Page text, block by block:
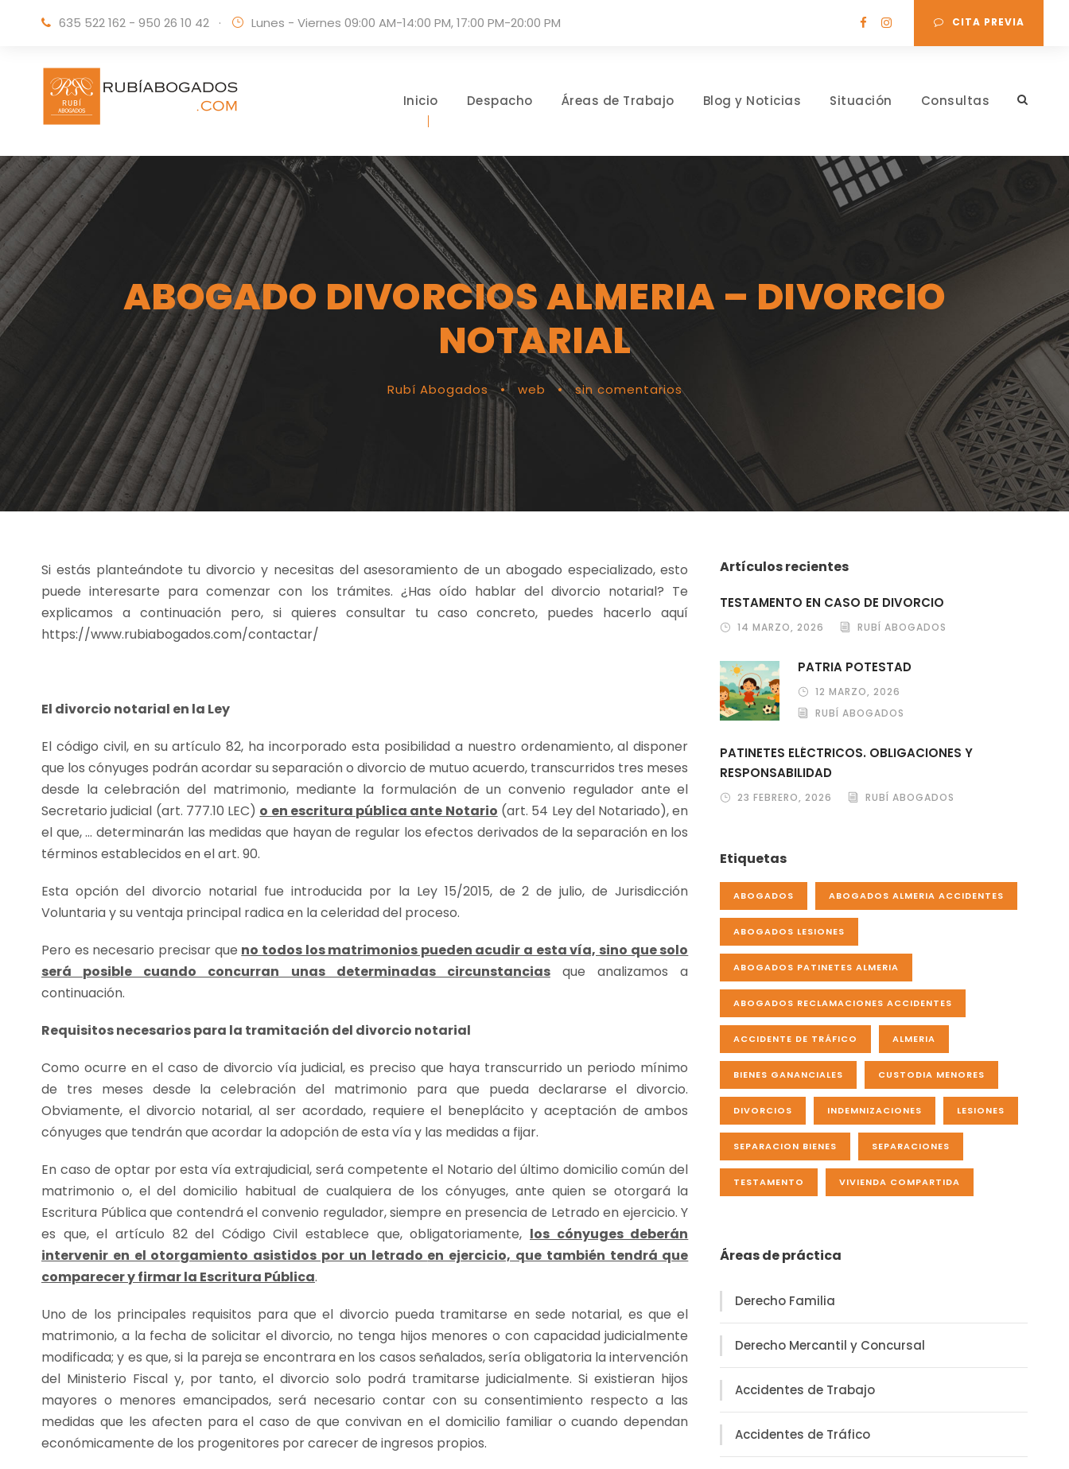
635 522 162 - 950 26 10 42 · Lunes - Viernes 09:00 AM-14:00 PM, 17:00 PM-20:00 PM CITA PREVIA
Inicio Despacho Áreas de Trabajo Blog y Noticias Situación Consultas
ABOGADO DIVORCIOS ALMERIA – DIVORCIO
NOTARIAL
Rubí Abogados • web • sin comentarios
Si estás planteándote tu divorcio y necesitas del asesoramiento de un abogado especializado, esto
puede interesarte para comenzar con los trámites. ¿Has oído hablar del divorcio notarial? Te
explicamos a continuación pero, si quieres consultar tu caso concreto, puedes hacerlo aquí
https://www.rubiabogados.com/contactar/
El divorcio notarial en la Ley
El código civil, en su artículo 82, ha incorporado esta posibilidad a nuestro ordenamiento, al disponer
que los cónyuges podrán acordar su separación o divorcio de mutuo acuerdo, transcurridos tres meses
desde la celebración del matrimonio, mediante la formulación de un convenio regulador ante el
Secretario judicial (art. 777.10 LEC) o en escritura pública ante Notario (art. 54 Ley del Notariado), en
el que, … determinarán las medidas que hayan de regular los efectos derivados de la separación en los
términos establecidos en el art. 90.
Esta opción del divorcio notarial fue introducida por la Ley 15/2015, de 2 de julio, de Jurisdicción
Voluntaria y su ventaja principal radica en la celeridad del proceso.
Pero es necesario precisar que no todos los matrimonios pueden acudir a esta vía, sino que solo
será posible cuando concurran unas determinadas circunstanciasque analizamos a
continuación.
Requisitos necesarios para la tramitación del divorcio notarial
Como ocurre en el caso de divorcio vía judicial, es preciso que haya transcurrido un periodo mínimo
de tres meses desde la celebración del matrimonio para que pueda declararse el divorcio.
Obviamente, el divorcio notarial, al ser acordado, requiere el beneplácito y aceptación de ambos
cónyuges que tendrán que acordar la adopción de esta vía y las medidas a fijar.
En caso de optar por esta vía extrajudicial, será competente el Notario del último domicilio común del
matrimonio o, el del domicilio habitual de cualquiera de los cónyuges, ante quien se otorgará la
Escritura Pública que contendrá el convenio regulador, siempre en presencia de Letrado en ejercicio. Y
es que, el artículo 82 del Código Civil establece que, obligatoriamente, los cónyuges deberán
intervenir en el otorgamiento asistidos por un letrado en ejercicio, que también tendrá que
comparecer y firmar la Escritura Pública.
Uno de los principales requisitos para que el divorcio pueda tramitarse en sede notarial, es que el
matrimonio, a la fecha de solicitar el divorcio, no tenga hijos menores o con capacidad judicialmente
modificada; y es que, si la pareja se encontrara en los casos señalados, sería obligatoria la intervención
del Ministerio Fiscal y, por tanto, el divorcio solo podrá tramitarse judicialmente. Si existieran hijos
mayores o menores emancipados, será necesario contar con su consentimiento respecto a las
medidas que les afecten para el caso de que convivan en el domicilio familiar o cuando dependan
económicamente de los progenitores por carecer de ingresos propios.
Artículos recientes
TESTAMENTO EN CASO DE DIVORCIO
14 MARZO, 2026 RUBÍ ABOGADOS
PATRIA POTESTAD
12 MARZO, 2026
RUBÍ ABOGADOS
PATINETES ELÉCTRICOS. OBLIGACIONES Y
RESPONSABILIDAD
23 FEBRERO, 2026 RUBÍ ABOGADOS
Etiquetas
ABOGADOS ABOGADOS ALMERIA ACCIDENTES
ABOGADOS LESIONES
ABOGADOS PATINETES ALMERIA
ABOGADOS RECLAMACIONES ACCIDENTES
ACCIDENTE DE TRÁFICO ALMERIA
BIENES GANANCIALES CUSTODIA MENORES
DIVORCIOS INDEMNIZACIONES LESIONES
SEPARACION BIENES SEPARACIONES
TESTAMENTO VIVIENDA COMPARTIDA
Áreas de práctica
Derecho Familia
Derecho Mercantil y Concursal
Accidentes de Trabajo
Accidentes de Tráfico